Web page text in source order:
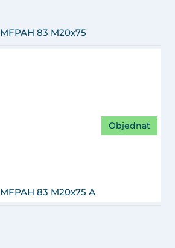
MFPAH 83 M20x75
MFPAH 83 M20x75 A
Objednat